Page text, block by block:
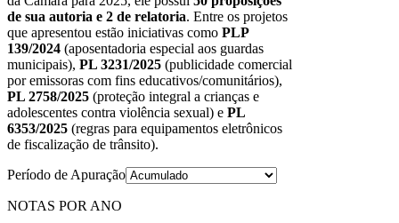
de sua autoria e 2 de relatoria. Entre os projetos
que apresentou estão iniciativas como PLP
139/2024 (aposentadoria especial aos guardas
municipais), PL 3231/2025 (publicidade comercial
por emissoras com fins educativos/comunitários),
PL 2758/2025 (proteção integral a crianças e
adolescentes contra violência sexual) e PL
6353/2025 (regras para equipamentos eletrônicos
de fiscalização de trânsito).
Período de Apuração
NOTAS POR ANO